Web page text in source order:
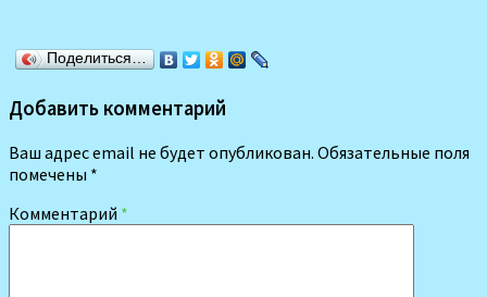
Поделиться…
Добавить комментарий
Ваш адрес email не будет опубликован. Обязательные поля
помечены *
Комментарий *